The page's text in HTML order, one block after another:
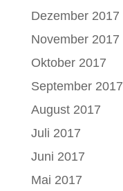
Dezember 2017
November 2017
Oktober 2017
September 2017
August 2017
Juli 2017
Juni 2017
Mai 2017